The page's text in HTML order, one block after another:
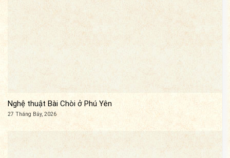
Nghệ thuật Bài Chòi ở Phú Yên
27 Tháng Bảy, 2026